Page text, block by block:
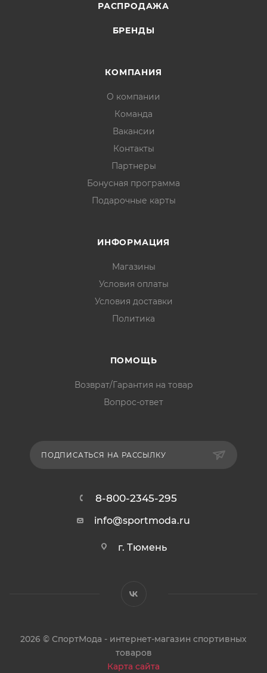
РАСПРОДАЖА
БРЕНДЫ
КОМПАНИЯ
О компании
Команда
Вакансии
Контакты
Партнеры
Бонусная программа
Подарочные карты
ИНФОРМАЦИЯ
Магазины
Условия оплаты
Условия доставки
Политика
ПОМОЩЬ
Возврат/Гарантия на товар
Вопрос-ответ
ПОДПИСАТЬСЯ НА РАССЫЛКУ
8-800-2345-295
info@sportmoda.ru
г. Тюмень
2026 © СпортМода - интернет-магазин спортивных
товаров
Карта сайта